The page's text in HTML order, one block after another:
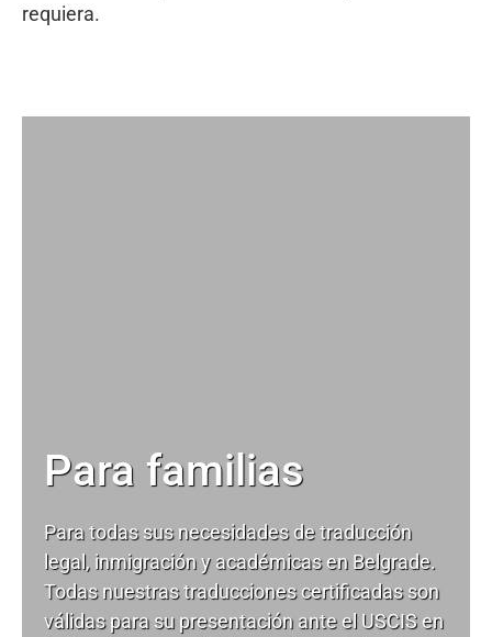
requiera.
Para familias
Para todas sus necesidades detraducción
legal, inmigración y académicas en Belgrade.
Todas nuestras traducciones certificadas son
válidas para su presentación ante el USCIS en